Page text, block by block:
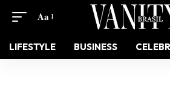
Aa
LIFESTYLE BUSINESS